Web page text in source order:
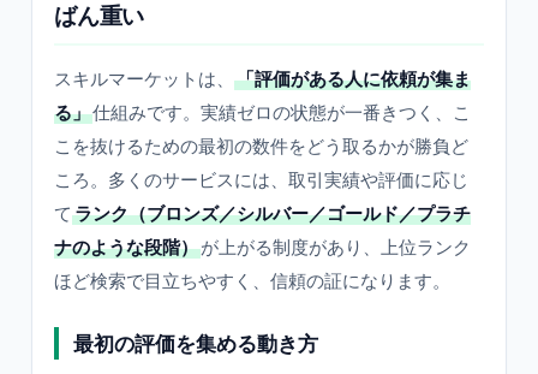
ばん重い
スキルマーケットは、
「評価がある人に依頼が集ま
る」仕組みです。実績ゼロの状態が一番きつく、こ
こを抜けるための最初の数件をどう取るかが勝負ど
ころ。多くのサービスには、取引実績や評価に応じ
て ランク（ブロンズ／シルバー／ゴールド／プラチ
ナのような段階）が上がる制度があり、上位ランク
ほど検索で目立ちやすく、信頼の証になります。
最初の評価を集める動き方